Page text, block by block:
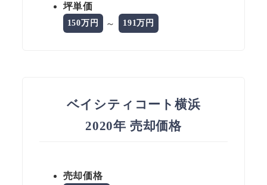
坪単価
150万円 ～ 191万円
ベイシティコート横浜
2020年 売却価格
売却価格